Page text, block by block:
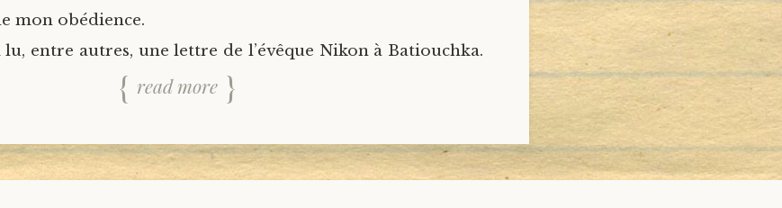
mon obédience.
lu, entre autres, une lettre de l’évêque Nikon à Batiouchka.
read more